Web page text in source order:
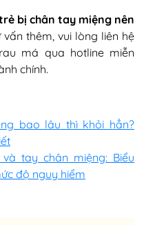
bị chân tay miệng nên
thêm, vui lòng liên hệ
má qua hotline miễn
chính.
bao lâu thì khỏi hẳn?
tay chân miệng: Biểu
độ nguy hiểm